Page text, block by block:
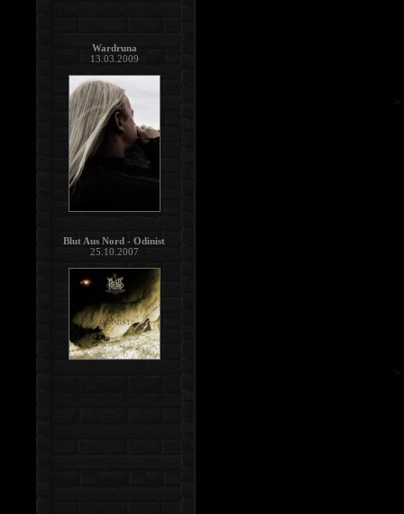
Wardruna
13.03.2009
Blut Aus Nord - Odinist
25.10.2007